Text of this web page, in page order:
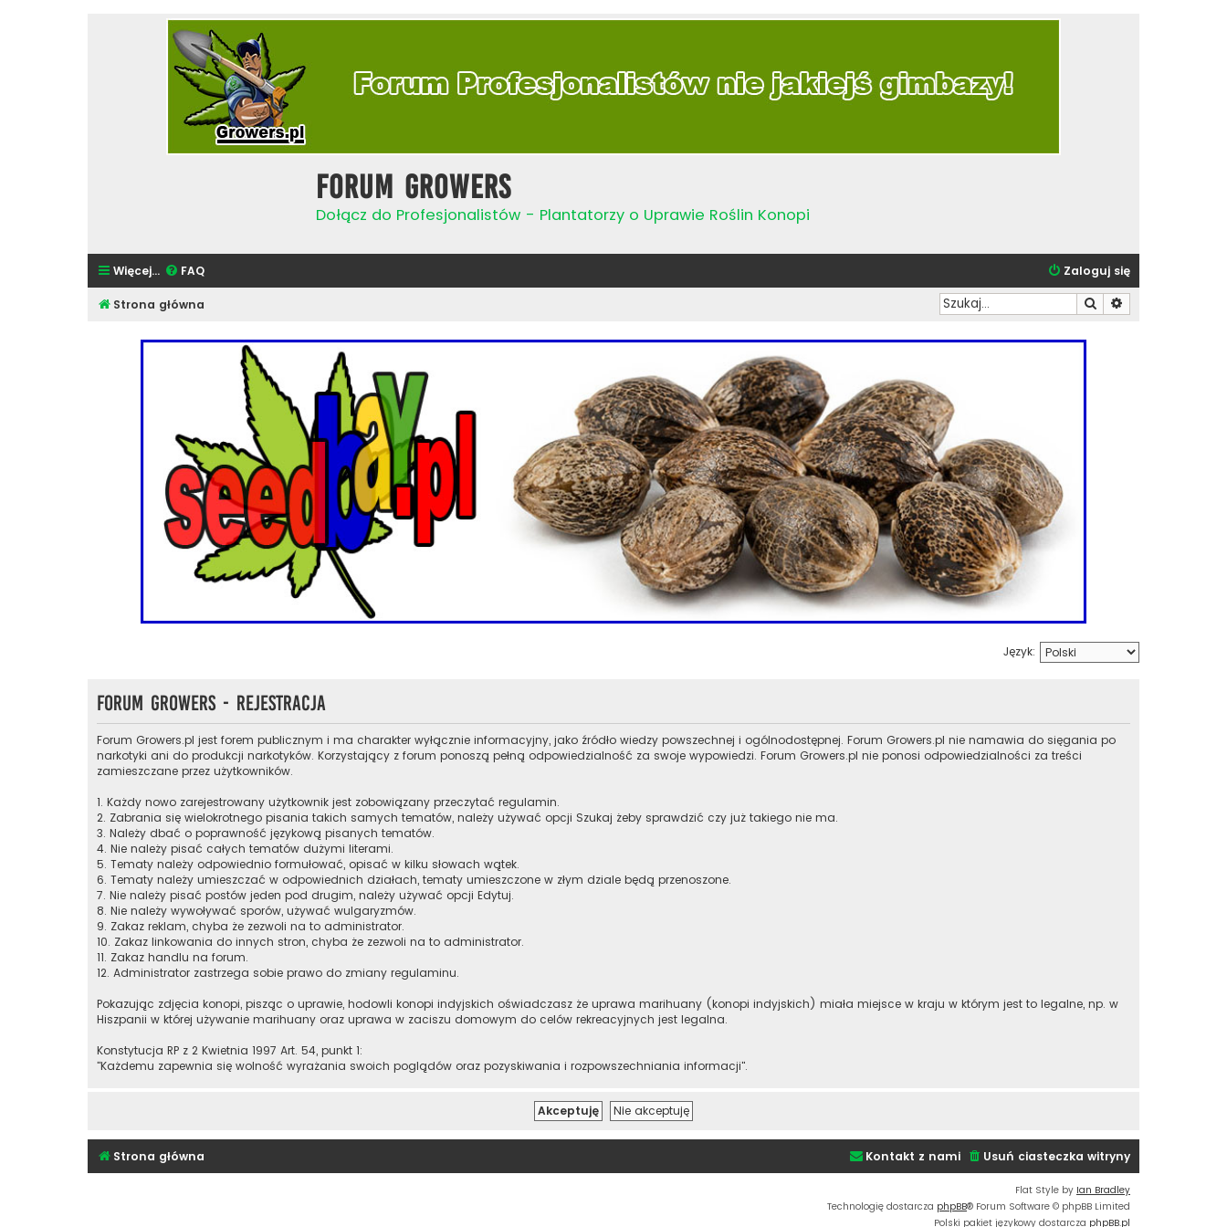
Forum Growers
Dołącz do Profesjonalistów - Plantatorzy o Uprawie Roślin Konopi
Więcej… FAQ Zaloguj się
Strona główna Szukaj
Język:
Forum Growers - Rejestracja
Forum Growers.pl jest forem publicznym i ma charakter wyłącznie informacyjny, jako źródło wiedzy powszechnej i ogólnodostępnej. Forum Growers.pl nie namawia do sięgania po
narkotyki ani do produkcji narkotyków. Korzystający z forum ponoszą pełną odpowiedzialność za swoje wypowiedzi. Forum Growers.pl nie ponosi odpowiedzialności za treści
zamieszczane przez użytkowników.
1. Każdy nowo zarejestrowany użytkownik jest zobowiązany przeczytać regulamin.
2. Zabrania się wielokrotnego pisania takich samych tematów, należy używać opcji Szukaj żeby sprawdzić czy już takiego nie ma.
3. Należy dbać o poprawność językową pisanych tematów.
4. Nie należy pisać całych tematów dużymi literami.
5. Tematy należy odpowiednio formułować, opisać w kilku słowach wątek.
6. Tematy należy umieszczać w odpowiednich działach, tematy umieszczone w złym dziale będą przenoszone.
7. Nie należy pisać postów jeden pod drugim, należy używać opcji Edytuj.
8. Nie należy wywoływać sporów, używać wulgaryzmów.
9. Zakaz reklam, chyba że zezwoli na to administrator.
10. Zakaz linkowania do innych stron, chyba że zezwoli na to administrator.
11. Zakaz handlu na forum.
12. Administrator zastrzega sobie prawo do zmiany regulaminu.
Pokazując zdjęcia konopi, pisząc o uprawie, hodowli konopi indyjskich oświadczasz że uprawa marihuany (konopi indyjskich) miała miejsce w kraju w którym jest to legalne, np. w
Hiszpanii w której używanie marihuany oraz uprawa w zaciszu domowym do celów rekreacyjnych jest legalna.
Konstytucja RP z 2 Kwietnia 1997 Art. 54, punkt 1:
"Każdemu zapewnia się wolność wyrażania swoich poglądów oraz pozyskiwania i rozpowszechniania informacji".
Strona główna Usuń ciasteczka witryny
Kontakt z nami
Flat Style by Ian Bradley
Technologię dostarcza phpBB® Forum Software © phpBB Limited
Polski pakiet językowy dostarcza phpBB.pl